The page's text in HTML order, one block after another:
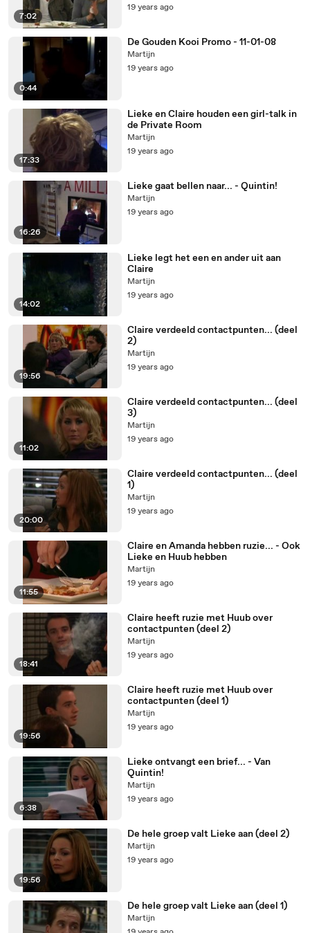
7:02
19 years ago
0:44
De Gouden Kooi Promo - 11-01-08
Martijn
19 years ago
17:33
Lieke en Claire houden een girl-talk in
de Private Room
Martijn
19 years ago
16:26
Lieke gaat bellen naar... - Quintin!
Martijn
19 years ago
14:02
Lieke legt het een en ander uit aan
Claire
Martijn
19 years ago
19:56
Claire verdeeld contactpunten... (deel
2)
Martijn
19 years ago
11:02
Claire verdeeld contactpunten... (deel
3)
Martijn
19 years ago
20:00
Claire verdeeld contactpunten... (deel
1)
Martijn
19 years ago
11:55
Claire en Amanda hebben ruzie... - Ook
Lieke en Huub hebben
Martijn
19 years ago
18:41
Claire heeft ruzie met Huub over
contactpunten (deel 2)
Martijn
19 years ago
19:56
Claire heeft ruzie met Huub over
contactpunten (deel 1)
Martijn
19 years ago
6:38
Lieke ontvangt een brief... - Van
Quintin!
Martijn
19 years ago
19:56
De hele groep valt Lieke aan (deel 2)
Martijn
19 years ago
De hele groep valt Lieke aan (deel 1)
Martijn